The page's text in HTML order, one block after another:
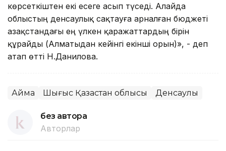
көрсеткіштен екі есеге асып түседі. Алайда
облыстың денсаулық сақтауға арналған бюджеті
Қазақстандағы ең үлкен қаражаттардың бірін
құрайды (Алматыдан кейінгі екінші орын)», - деп
атап өтті Н.Данилова.
Аймақ Шығыс Қазақстан облысы Денсаулық
без автора
Авторлар